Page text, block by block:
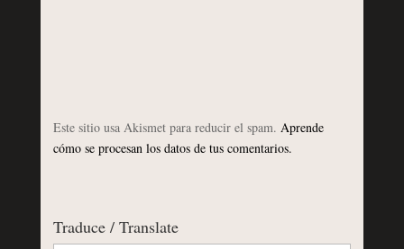
Este sitio usa Akismet para reducir el spam. Aprende
cómo se procesan los datos de tus comentarios.
Traduce / Translate